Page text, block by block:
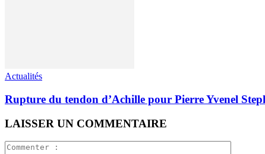
Actualités
Rupture du tendon d’Achille pour Pierre Yvenel
LAISSER UN COMMENTAIRE